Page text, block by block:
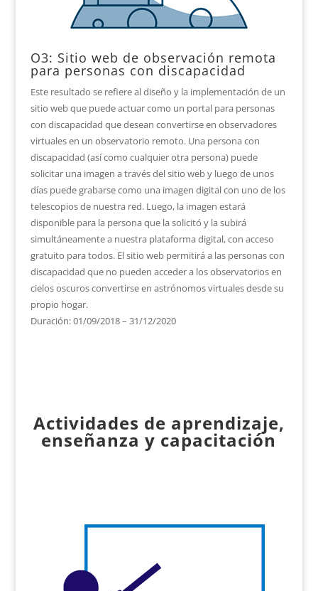
O3: Sitio web de observación remota
para personas con discapacidad
Este resultado se refiere al diseño y la implementación de un
sitio web que puede actuar como un portal para personas
con discapacidad que desean convertirse en observadores
virtuales en un observatorio remoto. Una persona con
discapacidad (así como cualquier otra persona) puede
solicitar una imagen a través del sitio web y luego de unos
días puede grabarse como una imagen digital con uno de los
telescopios de nuestra red. Luego, la imagen estará
disponible para la persona que la solicitó y la subirá
simultáneamente a nuestra plataforma digital, con acceso
gratuito para todos. El sitio web permitirá a las personas con
discapacidad que no pueden acceder a los observatorios en
cielos oscuros convertirse en astrónomos virtuales desde su
propio hogar.
Duración: 01/09/2018 – 31/12/2020
Actividades de aprendizaje,
enseñanza y capacitación